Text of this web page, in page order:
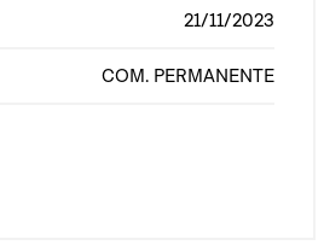
21/11/2023
COM. PERMANENTE